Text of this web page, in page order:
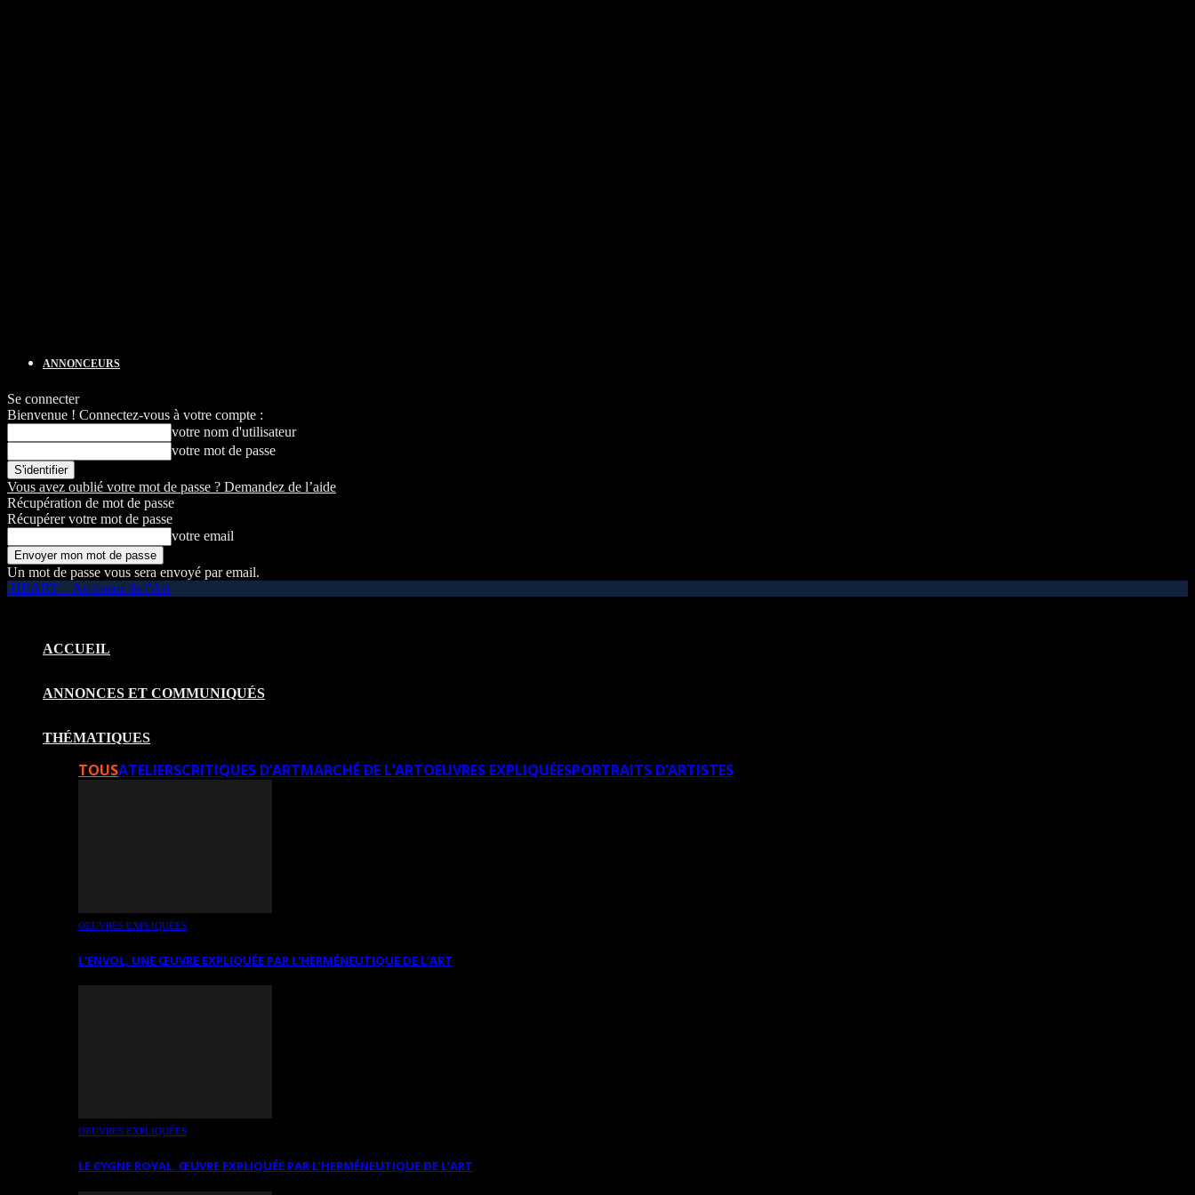
ANNONCEURS
Se connecter
Bienvenue ! Connectez-vous à votre compte :
votre nom d'utilisateur
votre mot de passe
Vous avez oublié votre mot de passe ? Demandez de l’aide
Récupération de mot de passe
Récupérer votre mot de passe
votre email
Un mot de passe vous sera envoyé par email.
HEART – Au coeur de l'Art
ACCUEIL
ANNONCES ET COMMUNIQUÉS
THÉMATIQUES
TOUSATELIERSCRITIQUES D’ARTMARCHÉ DE L’ARTOEUVRES EXPLIQUÉESPORTRAITS D’ARTISTES
OEUVRES EXPLIQUÉES
L’ENVOL, UNE ŒUVRE EXPLIQUÉE PAR L’HERMÉNEUTIQUE DE L’ART
OEUVRES EXPLIQUÉES
LE CYGNE ROYAL. ŒUVRE EXPLIQUÉE PAR L’HERMÉNEUTIQUE DE L’ART